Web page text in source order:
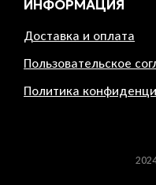
ИНФОРМАЦИЯ
Доставка и оплата
Пользовательское
Политика